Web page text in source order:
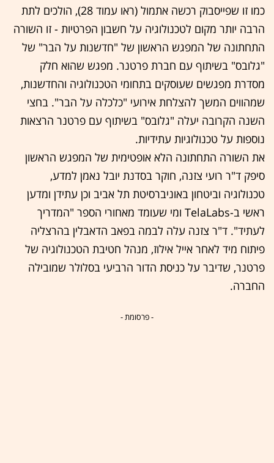
כמו זו שפייסבוק רכשה אתמול (ראו עמוד 28), הולכים לתת
הרבה יותר מקום לטכנולוגיה על חשבון הפרטיות - זו השורה
התחתונה של המפגש הראשון של "חדשנות על הבר" של
"גלובס" בשיתוף עם חברת פרטנר. מפגש שהוא חלק
מסדרת מפגשים שעוסקים בתחומי הטכנולוגיה והחדשנות,
שמהווים המשך להצלחת אירועי "כלכלה על הבר". בחצי
השנה הקרובה יעלה "גלובס" בשיתוף עם פרטנר הרצאות
נוספות על טכנולוגיות עתידיות.
את השורה התחתונה הלא אופטימית של המפגש הראשון
סיפק ד"ר רועי צזנה, חוקר בסדנת יובל נאמן למדע,
טכנולוגיה וביטחון באוניברסיטת תל אביב וכן עתידן ומדען
ראשי ב-TelaLabs ומי שעומד מאחורי הספר "המדריך
לעתיד". ד"ר צזנה עלה לבמה בפאב הדאבלין בהרצליה
פיתוח מיד לאחר אייל אילוז, מנהל חטיבת הטכנולוגיה של
פרטנר, שדיבר על כניסת הדור הרביעי בסלולר שמובילה
החברה.
- פרסומת -